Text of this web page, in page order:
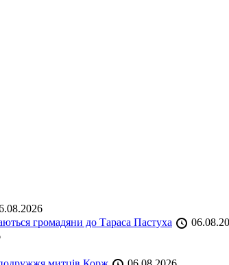
громадяни до Тараса Пастуха